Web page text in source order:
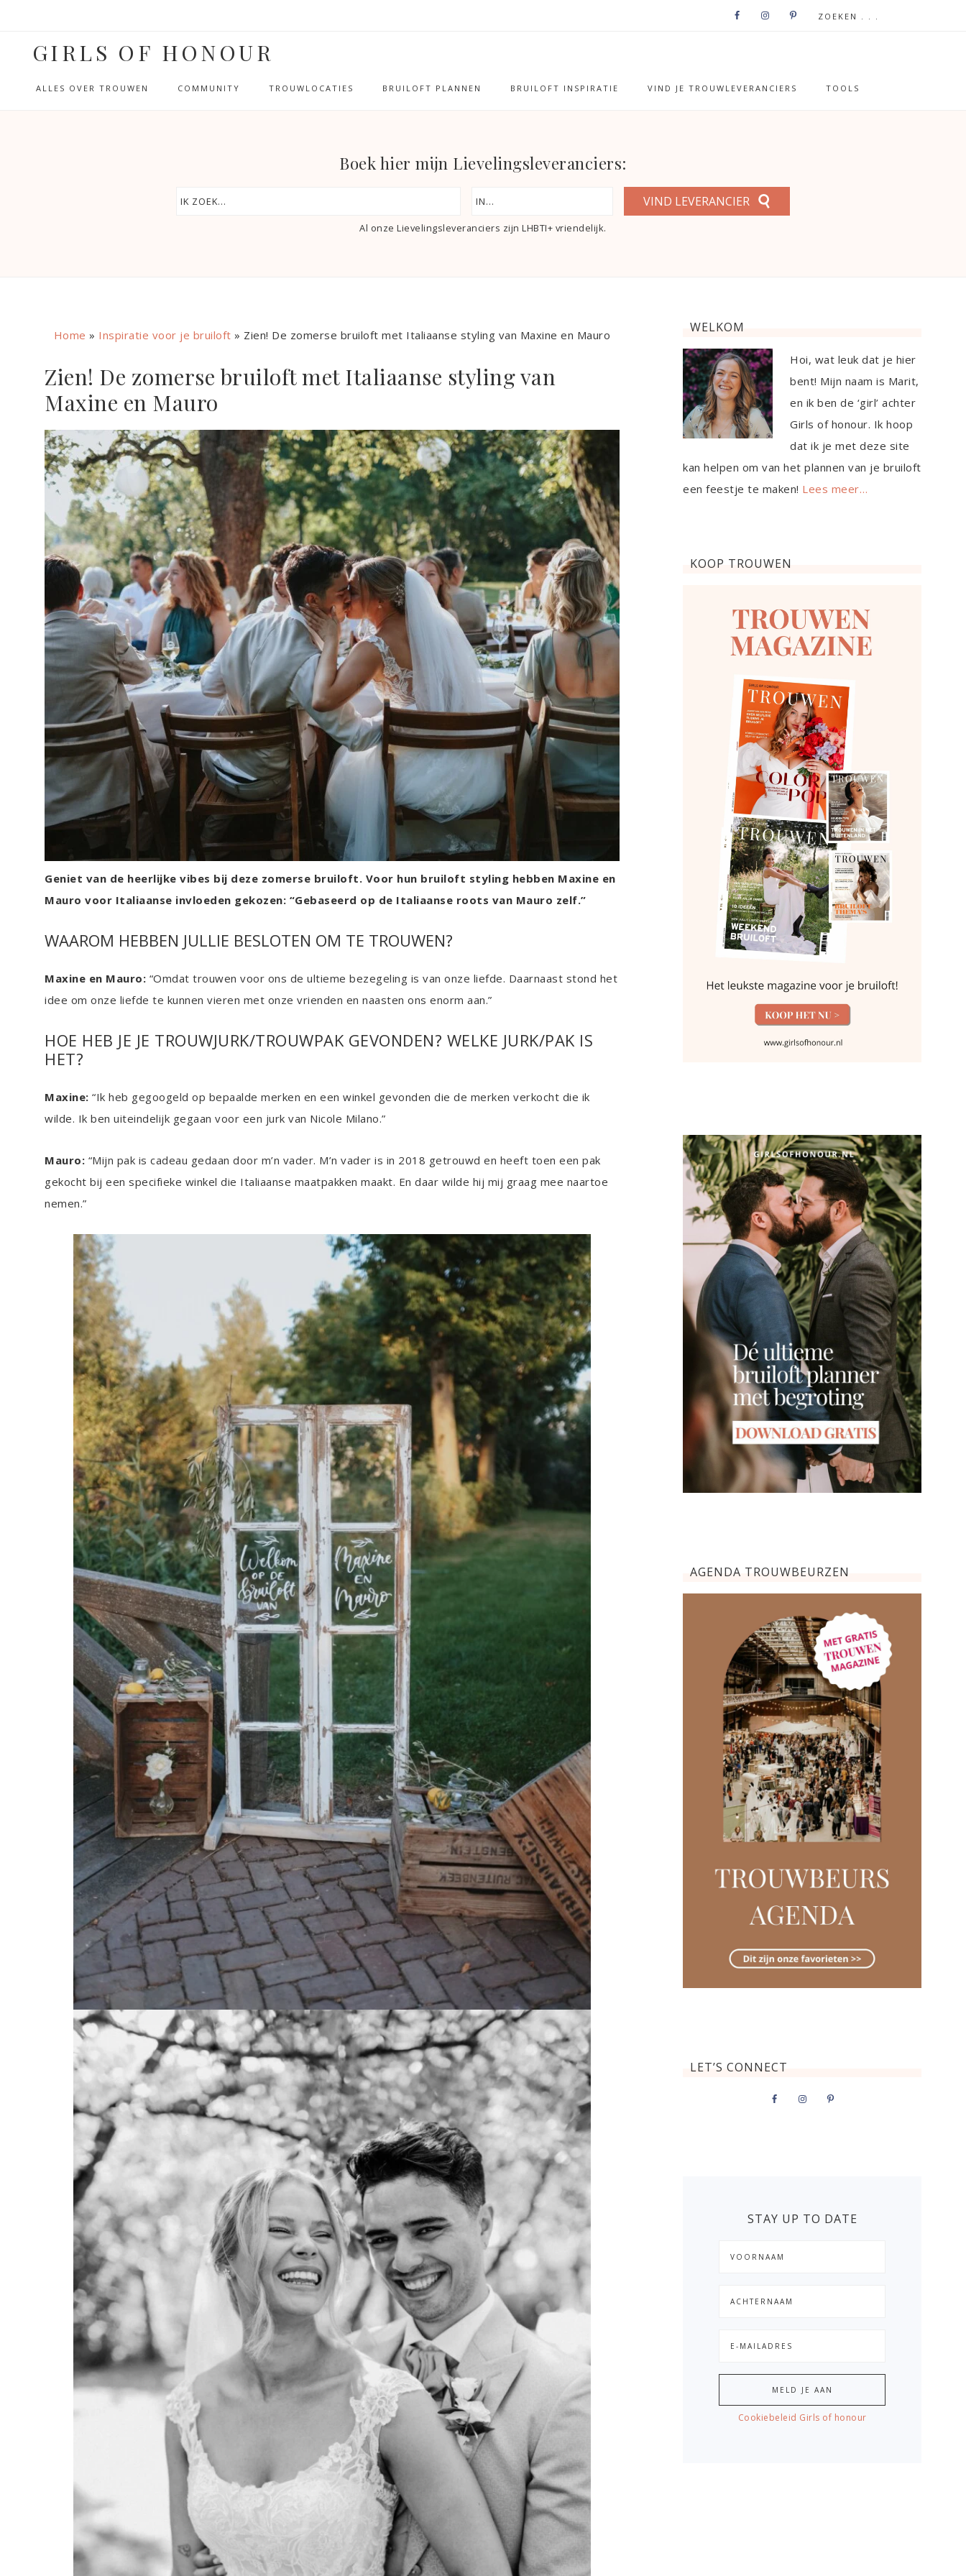
GIRLS OF HONOUR
ALLES OVER TROUWEN COMMUNITY TROUWLOCATIES BRUILOFT PLANNEN BRUILOFT INSPIRATIE VIND JE TROUWLEVERANCIERS TOOLS
Boek hier mijn Lievelingsleveranciers:
VIND LEVERANCIER
Al onze Lievelingsleveranciers zijn LHBTI+ vriendelijk.
Home » Inspiratie voor je bruiloft » Zien! De zomerse bruiloft met Italiaanse styling van Maxine en Mauro
Zien! De zomerse bruiloft met Italiaanse styling van
Maxine en Mauro
Geniet van de heerlijke vibes bij deze zomerse bruiloft. Voor hun bruiloft styling hebben Maxine en
Mauro voor Italiaanse invloeden gekozen: “Gebaseerd op de Italiaanse roots van Mauro zelf.”
WAAROM HEBBEN JULLIE BESLOTEN OM TE TROUWEN?
Maxine en Mauro: “Omdat trouwen voor ons de ultieme bezegeling is van onze liefde. Daarnaast stond het
idee om onze liefde te kunnen vieren met onze vrienden en naasten ons enorm aan.”
HOE HEB JE JE TROUWJURK/TROUWPAK GEVONDEN? WELKE JURK/PAK IS
HET?
Maxine: “Ik heb gegoogeld op bepaalde merken en een winkel gevonden die de merken verkocht die ik
wilde. Ik ben uiteindelijk gegaan voor een jurk van Nicole Milano.”
Mauro: “Mijn pak is cadeau gedaan door m’n vader. M’n vader is in 2018 getrouwd en heeft toen een pak
gekocht bij een specifieke winkel die Italiaanse maatpakken maakt. En daar wilde hij mij graag mee naartoe
nemen.”
WELKOM
Hoi, wat leuk dat je hier
bent! Mijn naam is Marit,
en ik ben de ‘girl’ achter
Girls of honour. Ik hoop
dat ik je met deze site
kan helpen om van het plannen van je bruiloft
een feestje te maken! Lees meer…
KOOP TROUWEN
AGENDA TROUWBEURZEN
LET’S CONNECT
STAY UP TO DATE
Cookiebeleid Girls of honour